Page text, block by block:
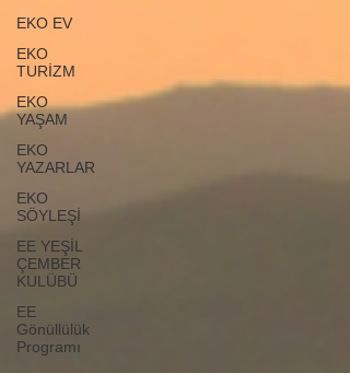
EKO EV
EKO
TURİZM
EKO
YAŞAM
EKO
YAZARLAR
EKO
SÖYLEŞİ
EE YEŞİL
ÇEMBER
KULÜBÜ
EE
Gönüllülük
Programı